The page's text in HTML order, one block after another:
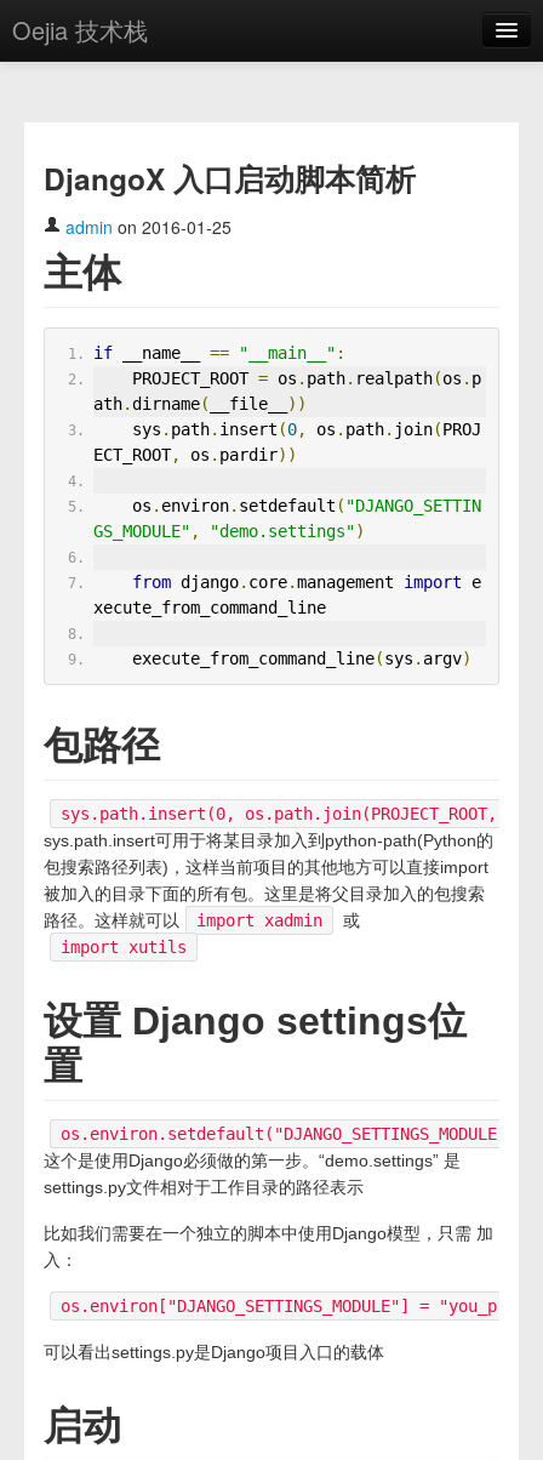
Oejia 技术栈
方案
OE学院
分享
编辑器
DjangoX 入口启动脚本简析
admin on 2016-01-25
主体
if __name__ == "__main__" :
    PROJECT_ROOT
= os . path. realpath(os . p
ath.dirname( __file__
))
    sys
. path. insert (0, os . path. join(PROJ
ECT_ROOT, os . pardir))
    os
. environ. setdefault ( "DJANGO_SETTIN
GS_MODULE" , "demo.settings")
from django. core.management import e
xecute_from_command_line
    execute_from_command_line
(sys . argv)
包路径
sys.path.insert(0, os.path.join(PROJECT_ROOT,
sys.path.insert可用于将某目录加入到python-path(Python的
包搜索路径列表)，这样当前项目的其他地方可以直接import
被加入的目录下面的所有包。这里是将父目录加入的包搜索
路径。这样就可以
import xadmin
或
import xutils
设置 Django settings位
置
这个是使用Django必须做的第一步。“demo.settings” 是
settings.py文件相对于工作目录的路径表示
比如我们需要在一个独立的脚本中使用Django模型，只需 加
入：
os.environ["DJANGO_SETTINGS_MODULE"] =
可以看出settings.py是Django项目入口的载体
启动